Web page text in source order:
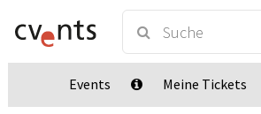
Events Meine Tickets